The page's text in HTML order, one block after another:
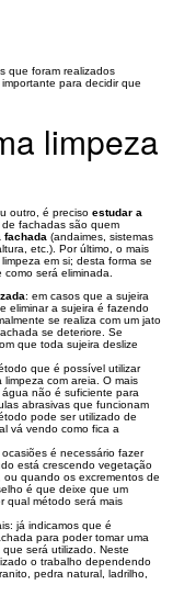
que foram realizados
para decidir que
limpeza
outro, é preciso estudar a
de fachadas são quem
fachada (andaimes, sistemas
etc.). Por último, o mais
em si; desta forma se
como será eliminada.
: em casos que a sujeira
eliminar a sujeira é fazendo
se realiza com um jato
se deteriore. Se
que toda sujeira deslize
que é possível utilizar
com areia. O mais
não é suficiente para
abrasivas que funcionam
pode ser utilizado de
vá vendo como fica a
é necessário fazer
está crescendo vegetação
quando os excrementos de
é que deixe que um
qual método será mais
já indicamos que é
para poder tomar uma
será utilizado. Neste
o trabalho dependendo
pedra natural, ladrilho,